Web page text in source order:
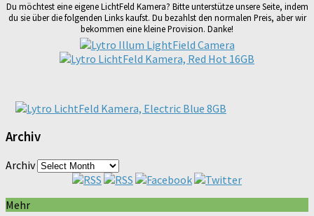
Du möchtest eine eigene LichtFeld Kamera? Bitte unterstütze unsere Seite, indem
du sie über die folgenden Links kaufst. Du bezahlst den normalen Preis, aber wir
bekommen eine kleine Provision. Danke!
Archiv
Archiv
Mehr